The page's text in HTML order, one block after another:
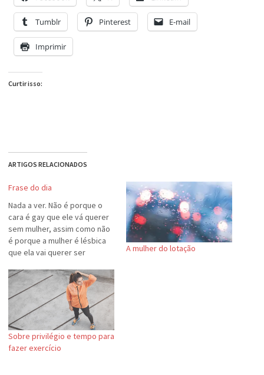
Tumblr Pinterest E-mail
Imprimir
Curtir isso:
ARTIGOS RELACIONADOS
Frase do dia
Nada a ver. Não é porque o
cara é gay que ele vá querer
sem mulher, assim como não
é porque a mulher é lésbica
que ela vai querer ser
pansexual que ele vai querer
ser uma árvore!Tirada
engraçadíssima da Fer, minha
cunhada predileta.…
A mulher do lotação
Sobre privilégio e tempo para
fazer exercício